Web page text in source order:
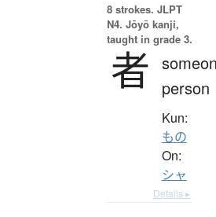
8 strokes. JLPT
N4. Jōyō kanji,
taught in grade 3.
者
person
Kun:
もの
On:
シャ
Details ▸